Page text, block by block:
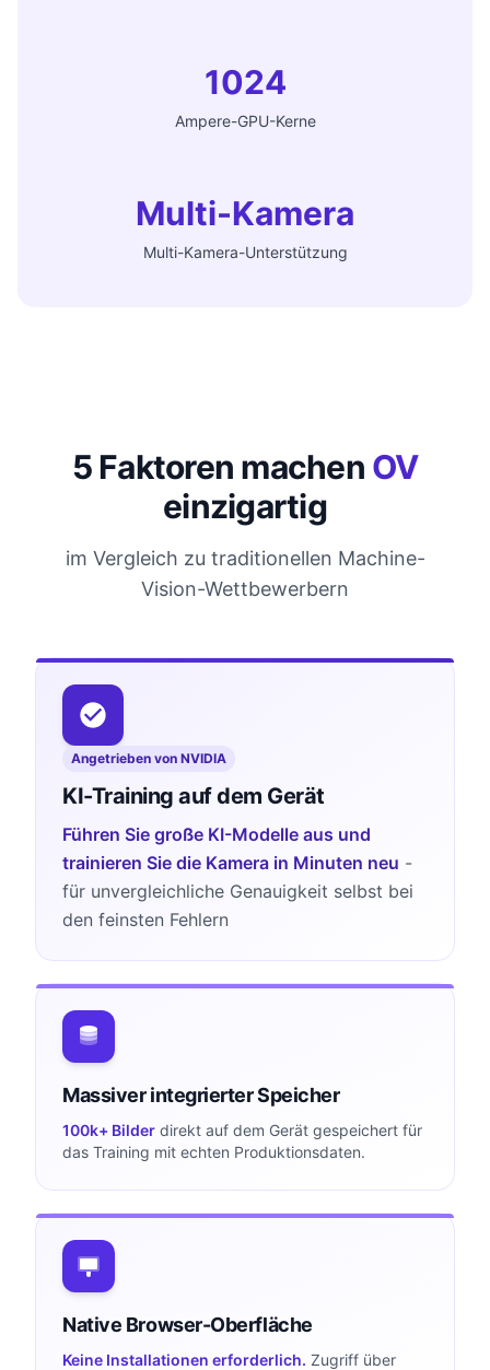
1024
Ampere-GPU-Kerne
Multi-Kamera
Multi-Kamera-Unterstützung
5 Faktoren machen OV
einzigartig
im Vergleich zu traditionellen Machine-
Vision-Wettbewerbern
Angetrieben von NVIDIA
KI-Training auf dem Gerät
Führen Sie große KI-Modelle aus und
trainieren Sie die Kamera in Minuten neu -
für unvergleichliche Genauigkeit selbst bei
den feinsten Fehlern
Massiver integrierter Speicher
100k+ Bilder direkt auf dem Gerät gespeichert für
das Training mit echten Produktionsdaten.
Native Browser-Oberfläche
Keine Installationen erforderlich. Zugriff über